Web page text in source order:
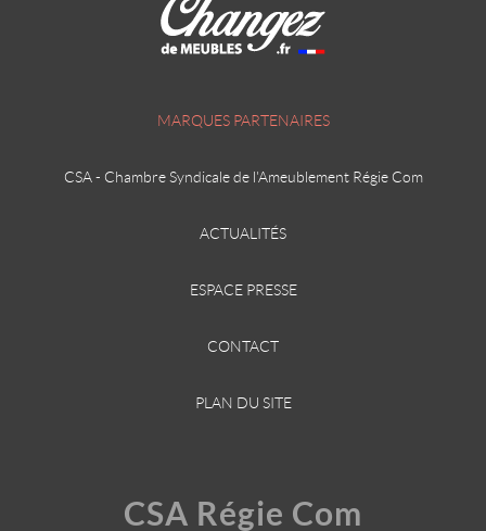
MARQUES PARTENAIRES
CSA - Chambre Syndicale de l'Ameublement Régie Com
ACTUALITÉS
ESPACE PRESSE
CONTACT
PLAN DU SITE
CSA Régie Com